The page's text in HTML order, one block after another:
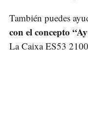
También puedes
con el concepto
La Caixa ES53